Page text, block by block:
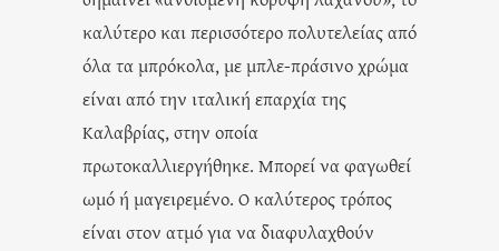
καλύτερο και περισσότερο πολυτελείας από
όλα τα μπρόκολα, με μπλε-πράσινο χρώμα
είναι από την ιταλική επαρχία της
Καλαβρίας, στην οποία
πρωτοκαλλιεργήθηκε. Μπορεί να φαγωθεί
ωμό ή μαγειρεμένο. Ο καλύτερος τρόπος
είναι στον ατμό για να διαφυλαχθούν